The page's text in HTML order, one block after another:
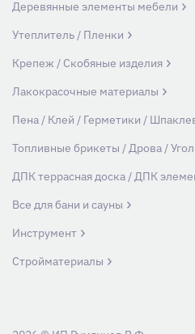
Деревянные элементы мебели
Утеплитель / Пленки
Крепеж / Скобяные изделия
Лакокрасочные материалы
Пена / Клей / Герметики /
Топливные брикеты / Дрова /
ДПК террасная доска / ДПК
Все для бани и сауны
Инструмент
Стройматериалы